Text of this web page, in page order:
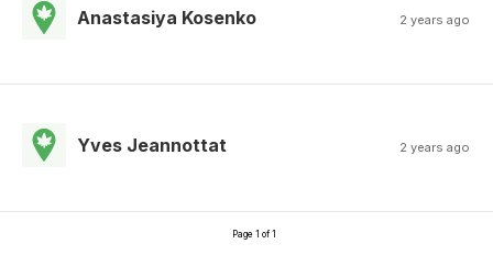
Anastasiya Kosenko 2 years ago
Yves Jeannottat 2 years ago
Page 1 of 1